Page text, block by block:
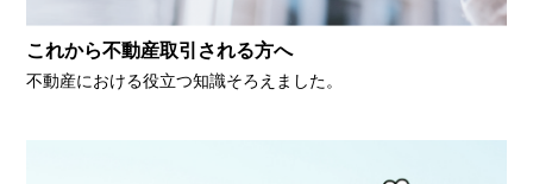
これから不動産取引される方へ
不動産における役立つ知識そろえました。